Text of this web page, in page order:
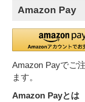
Amazon Pay
Amazon Payでご
ます。
Amazon Payとは